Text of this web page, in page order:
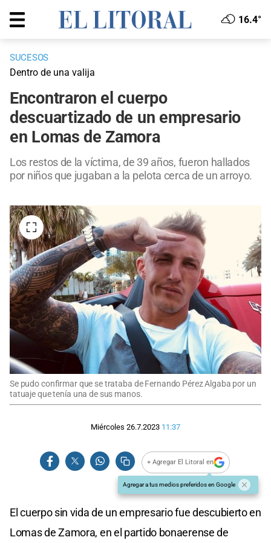
16.4°
SUCESOS
Dentro de una valija
Encontraron el cuerpo
descuartizado de un empresario
en Lomas de Zamora
Los restos de la víctima, de 39 años, fueron hallados
por niños que jugaban a la pelota cerca de un arroyo.
Se pudo confirmar que se trataba de Fernando Pérez Algaba por un
tatuaje que tenía una de sus manos.
Miércoles 26.7.2023 11:37
+ Agregar El Litoral en
Agregar a tus medios preferidos en Google
El cuerpo sin vida de un empresario fue descubierto en
Lomas de Zamora, en el partido bonaerense de